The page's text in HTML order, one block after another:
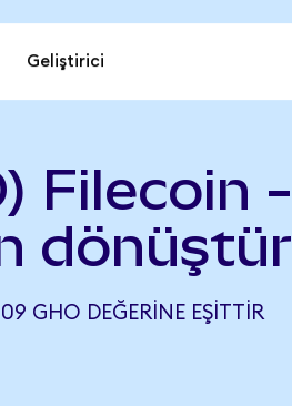
Geliştirici
Filecoin -
dönüştür
GHO DEĞERINE EŞITTIR